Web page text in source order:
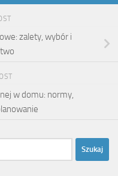
zalety, wybór i
w domu: normy,